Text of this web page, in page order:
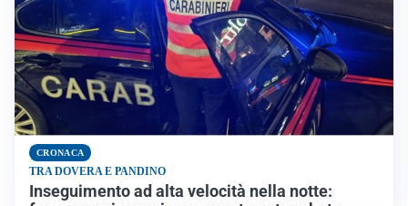
CRONACA
TRA DOVERA E PANDINO
Inseguimento ad alta velocità nella notte: